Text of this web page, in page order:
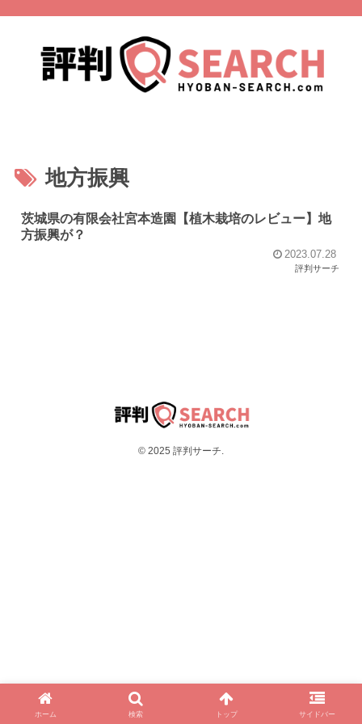
地方振興
茨城県の有限会社宮本造園【植木栽培のレビュー】地
方振興が？
2023.07.28
評判サーチ
© 2025 評判サーチ.
ホーム 検索 トップ サイドバー